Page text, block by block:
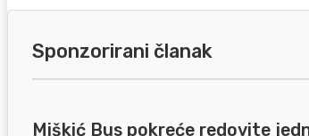
Sponzorirani članak
Miškić Bus pokreće redovite